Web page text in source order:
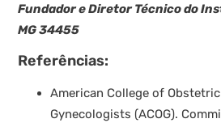
Fundador e Diretor Técnico do
MG 34455
Referências:
American College of
Gynecologists (ACOG).